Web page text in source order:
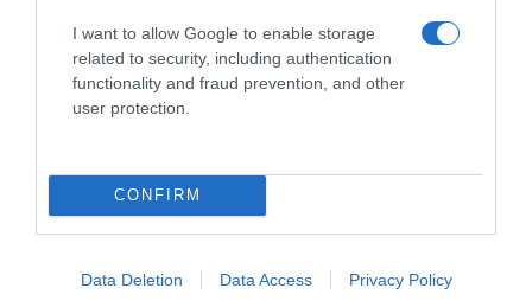
I want to allow Google to enable storage
related to security, including authentication
functionality and fraud prevention, and other
user protection.
CONFIRM
Data Deletion Data Access Privacy Policy